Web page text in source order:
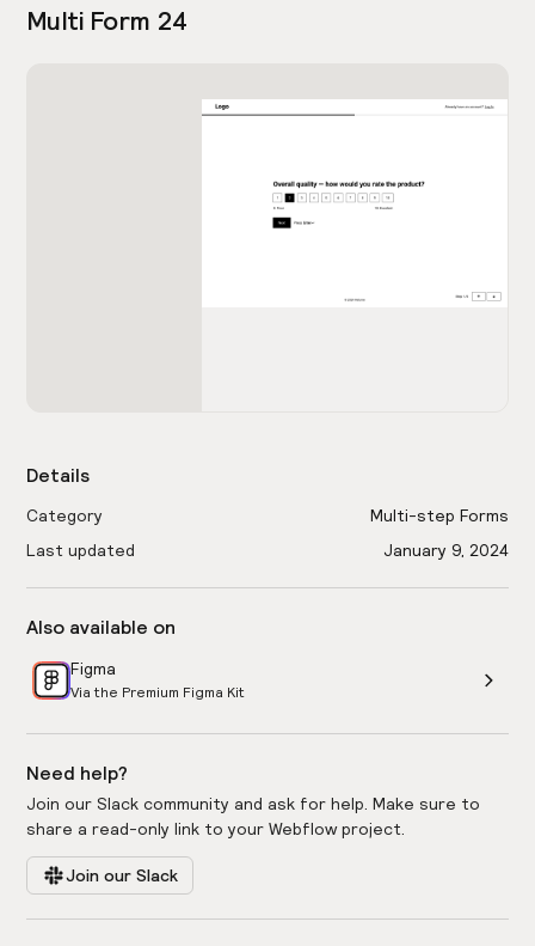
Multi Form 24
Details
Category
Multi-step Forms
Last updated
January 9, 2024
Also available on
Figma
Via the Premium Figma Kit
Need help?
Join our Slack community and ask for help. Make sure to
share a read-only link to your Webflow project.
Join our Slack